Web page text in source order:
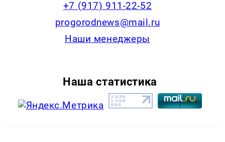
+7 (917) 911-22-52
progorodnews@mail.ru
Наши менеджеры
Наша статистика